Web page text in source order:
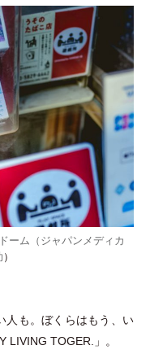
ーム（ジャパンメディカ
）
人も。ぼくらはもう、い
LIVING TOGER.
」
。